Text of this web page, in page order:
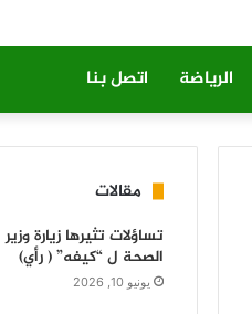
الرياضة اتصل بنا
مقالات
تساؤلات تثيرها زيارة وزير
الصحة ل “كيفه” ( رأي)
يونيو 10, 2026